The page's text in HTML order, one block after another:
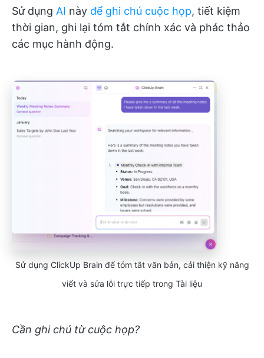
Sử dụng AI này để ghi chú cuộc họp, tiết kiệm
thời gian, ghi lại tóm tắt chính xác và phác thảo
các mục hành động.
Sử dụng ClickUp Brain để tóm tắt văn bản, cải thiện kỹ năng
viết và sửa lỗi trực tiếp trong Tài liệu
Cần ghi chú từ cuộc họp?